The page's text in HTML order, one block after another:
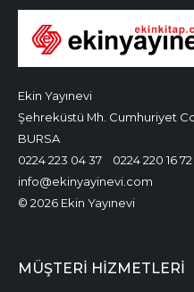
Ekin Yayınevi
Şehreküstü Mh. Cumhuriyet
BURSA
0224 223 04 37
0224 220 16 72
info@ekinyayinevi.com
© 2026 Ekin Yayınevi
MÜŞTERI HIZMETLERI